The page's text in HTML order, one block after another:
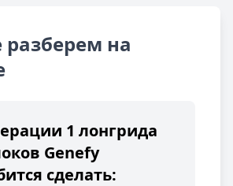
на
1 лонгрида
Genefy
сделать: